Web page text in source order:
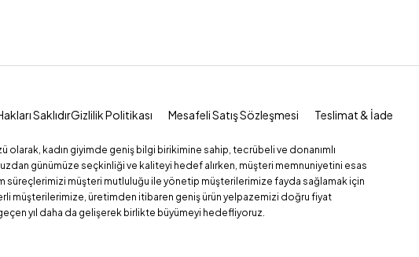
SaklıdırGizlilik Politikası Mesafeli Satış Sözleşmesi Teslimat & İade
olarak, kadın giyimde geniş bilgi birikimine sahip, tecrübeli ve donanımlı
günümüze seçkinliği ve kaliteyi hedef alırken, müşteri memnuniyetini esas
süreçlerimizi müşteri mutluluğu ile yönetip müşterilerimize fayda sağlamak için
müşterilerimize, üretimden itibaren geniş ürün yelpazemizi doğru fiyat
yıl daha da gelişerek birlikte büyümeyi hedefliyoruz.